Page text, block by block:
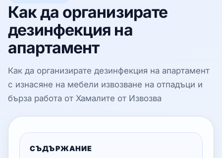
Как да организирате
дезинфекция на
апартамент
Как да организирате дезинфекция на апартамент
с изнасяне на мебели извозване на отпадъци и
бърза работа от Хамалите от Извозва
СЪДЪРЖАНИЕ